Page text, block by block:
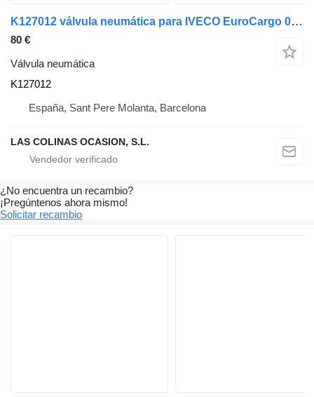
K127012 válvula neumática para IVECO EuroCargo 05.03 -> camión
80 €
Válvula neumática
K127012
España, Sant Pere Molanta, Barcelona
LAS COLINAS OCASION, S.L.
¿No encuentra un recambio?
¡Pregúntenos ahora mismo!
Solicitar recambio